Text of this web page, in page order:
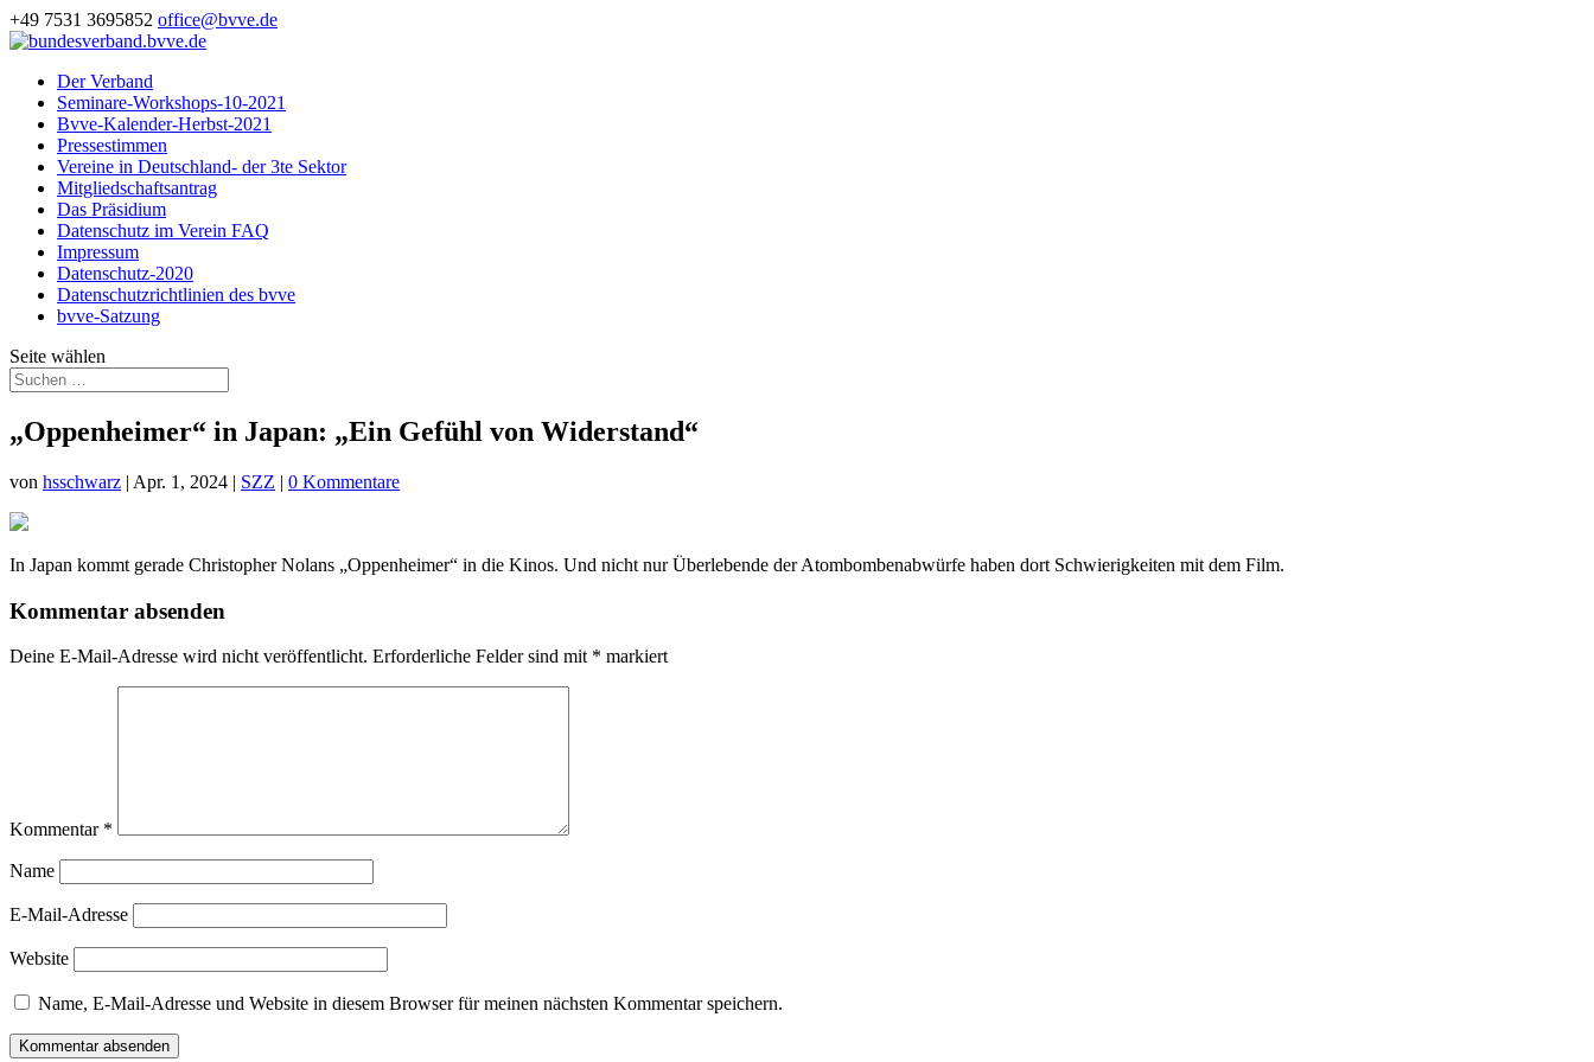
+49 7531 3695852 office@bvve.de
Der Verband
Seminare-Workshops-10-2021
Bvve-Kalender-Herbst-2021
Pressestimmen
Vereine in Deutschland- der 3te Sektor
Mitgliedschaftsantrag
Das Präsidium
Datenschutz im Verein FAQ
Impressum
Datenschutz-2020
Datenschutzrichtlinien des bvve
bvve-Satzung
Seite wählen
„Oppenheimer“ in Japan: „Ein Gefühl von Widerstand“
von hsschwarz | Apr. 1, 2024 | SZZ | 0 Kommentare
In Japan kommt gerade Christopher Nolans „Oppenheimer“ in die Kinos. Und nicht nur Überlebende der Atombombenabwürfe haben dort Schwierigkeiten mit dem Film.
Kommentar absenden
Deine E-Mail-Adresse wird nicht veröffentlicht. Erforderliche Felder sind mit * markiert
Kommentar *
Name
E-Mail-Adresse
Website
Name, E-Mail-Adresse und Website in diesem Browser für meinen nächsten Kommentar speichern.